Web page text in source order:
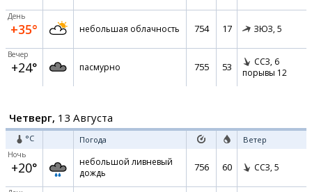
День
+35° небольшая облачность 754 17 ЗЮЗ, 5
Вечер
+24° пасмурно 755 53 ССЗ, 6
порывы 12
Четверг, 13 Августа
°C Погода Ветер
Ночь
+20°
небольшой ливневый
дождь
756 60 ССЗ, 5